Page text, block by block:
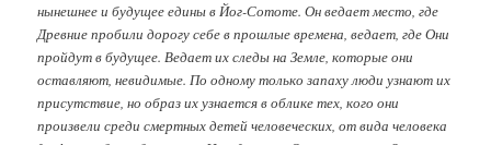
нынешнее и будущее едины в Йог-Сототе. Он ведает место, где
Древние пробили дорогу себе в прошлые времена, ведает, где Они
пройдут в будущее. Ведает их следы на Земле, которые они
оставляют, невидимые. По одному только запаху люди узнают их
присутствие, но образ их узнается в облике тех, кого они
произвели среди смертных детей человеческих, от вида человека